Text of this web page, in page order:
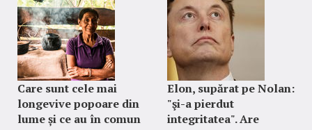
Care sunt cele mai
longevive popoare din
lume și ce au în comun
Elon, supărat pe Nolan:
"şi-a pierdut
integritatea". Are